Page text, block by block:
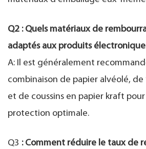
Q2 : Quels matériaux de
adaptés aux produits
A: Il est généralement
combinaison de papier alvéolé, de
et de coussins en papier kraft
protection optimale.
Q3 : Comment réduire le taux de